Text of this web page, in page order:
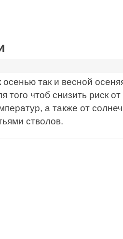
осенью так и весной
того чтоб снизить риск
а также от
стволов.